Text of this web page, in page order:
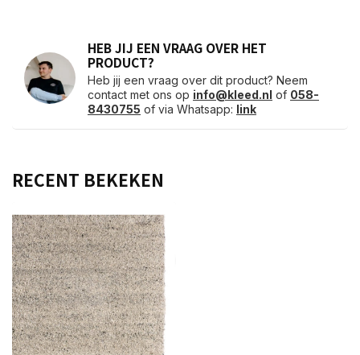
HEB JIJ EEN VRAAG OVER HET
PRODUCT?
Heb jij een vraag over dit product? Neem
contact met ons op info@kleed.nl of 058-
8430755 of via Whatsapp: link
RECENT BEKEKEN